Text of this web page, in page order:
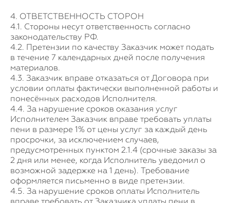
4. ОТВЕТСТВЕННОСТЬ СТОРОН
4.1. Стороны несут ответственность согласно
законодательству РФ.
4.2. Претензии по качеству Заказчик может подать
в течение 7 календарных дней после получения
материалов.
4.3. Заказчик вправе отказаться от Договора при
условии оплаты фактически выполненной работы и
понесённых расходов Исполнителя.
4.4. За нарушение сроков оказания услуг
Исполнителем Заказчик вправе требовать уплаты
пени в размере 1% от цены услуг за каждый день
просрочки, за исключением случаев,
предусмотренных пунктом 2.1.4 (срочные заказы за
2 дня или менее, когда Исполнитель уведомил о
возможной задержке на 1 день). Требование
оформляется письменно в виде претензии.
4.5. За нарушение сроков оплаты Исполнитель